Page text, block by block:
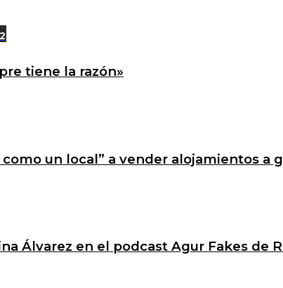
2
tiene la razón»
un local” a vender alojamientos a
Álvarez en el podcast Agur Fakes de